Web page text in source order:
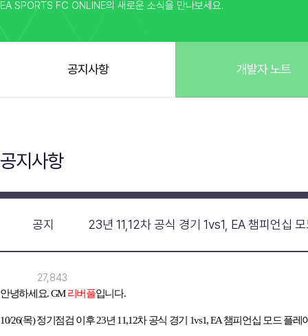
커뮤니티
방명록
설정
업데이트
유저 가이드
게임 플레이 버그 제보
EA SPORTS FC ONLINE의 새로운 소식을 만나보세요.
공지사항 개발자 노트
공지사항
공지 23년 11,12차 공식 경기 1vs1, EA 챔피언십
27,843
안녕하세요.GM 리버풀입니다.
10/26(목)정기점검 이후23년 11,12차 공식 경기 1vs1, EA챔피언십 모드 플레